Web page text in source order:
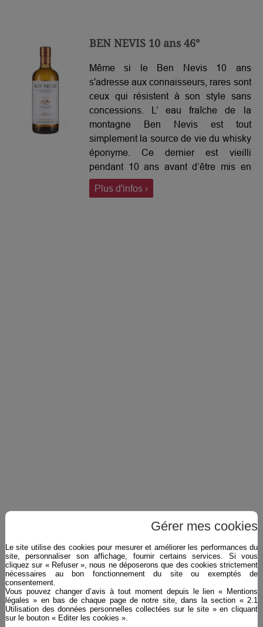
BEN NEVIS 10 ans 46°
Même si le Ben Nevis 10 ans
s'adresse aux connaisseurs, rares sont
ceux qui résistent à son style sans
concessions. L’ eau fraîche de la
montagne Ben Nevis est tout
simplement la source de vie du whisky
éponyme. Ce dernier est vieilli
pendant 10 ans avant d’être mis en
bouteille. Tout le caractère et la force
de la nature se retrouvent dans ce
Plus d'infos ›
Gérer mes cookies
Le site utilise des cookies pour mesurer et améliorer les performances du
site, personnaliser son affichage, fournir certains services. Si vous
cliquez sur « Refuser », nous ne déposerons que des cookies strictement
nécessaires au bon fonctionnement du site ou exemptés de
consentement.
Vous pouvez changer d’avis à tout moment depuis le lien « Mentions
légales » en bas de chaque page de notre site, dans la section « 2.1
Utilisation des données personnelles collectées sur le site » en cliquant
sur le bouton « Editer les cookies ».